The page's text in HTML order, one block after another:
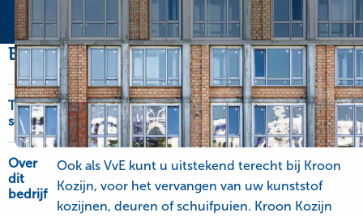
Bedrijfsinformatie
Type
service
Deursystemen, Kozijnen en deuren, Kunststof
kozijnen
Over
dit
bedrijf
Ook als VvE kunt u uitstekend terecht bij Kroon
Kozijn, voor het vervangen van uw kunststof
kozijnen, deuren of schuifpuien. Kroon Kozijn